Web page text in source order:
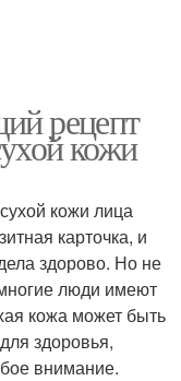
рецепт
кожи
кожи лица
карточка, и
здорово. Но не
люди имеют
кожа может быть
здоровья,
внимание.